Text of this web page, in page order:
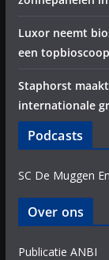
Luxor neemt
een
Staphorst
internationale
Podcasts
SC De Muggen
Over ons
Publicatie ANBI